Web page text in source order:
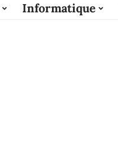
Informatique